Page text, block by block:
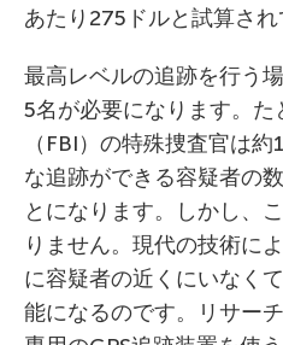
あたり275ドルと試算され
最高レベルの追跡を行う
5名が必要になります。た
（FBI）の特殊捜査官は
な追跡ができる容疑者の
とになります。しかし、
りません。現代の技術に
に容疑者の近くにいなく
能になるのです。リサー